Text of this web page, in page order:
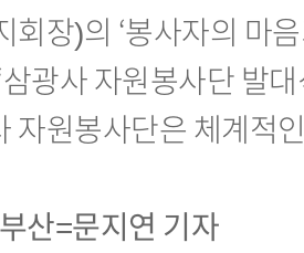
회장)의 ‘봉사자의 마
삼광사 자원봉사단 발
자원봉사단은 체계적
부산=문지연 기자